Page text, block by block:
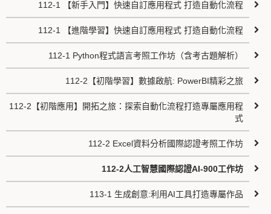
112-1 【新手入門】快速自訂應用程式 打造自動化流程
112-1 【進階學習】快速自訂應用程式 打造自動化流程
112-1 Python程式語言考照工作坊（含考古題解析）
112-2【初階學習】數據啟航: PowerBI精彩之旅
112-2【初階應用】開拓之旅：探索自動化流程打造專屬應用程
式
112-2 Excel資料分析國際認證考照工作坊
112-2人工智慧國際認證AI-900工作坊
113-1 生成創意:利用AI工具打造專屬作品